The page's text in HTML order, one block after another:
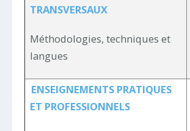
TRANSVERSAUX
Méthodologies, techniques et
langues
ENSEIGNEMENTS PRATIQUES
ET PROFESSIONNELS